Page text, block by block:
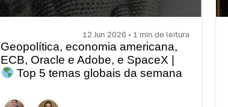
12 Jun 2026 • 1 min de leitura
Geopolítica, economia americana,
ECB, Oracle e Adobe, e SpaceX |
Top 5 temas globais da semana